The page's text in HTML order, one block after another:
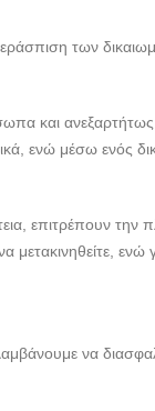
των
και ανεξαρτήτως
ενώ μέσω ενός
επιτρέπουν την
ενώ
να